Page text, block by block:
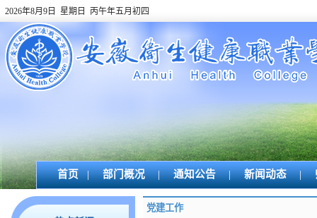
2026年8月9日 星期日 丙午年五月初四
首页 | 部门概况 | 通知公告 | 新闻动态 |
党建工作